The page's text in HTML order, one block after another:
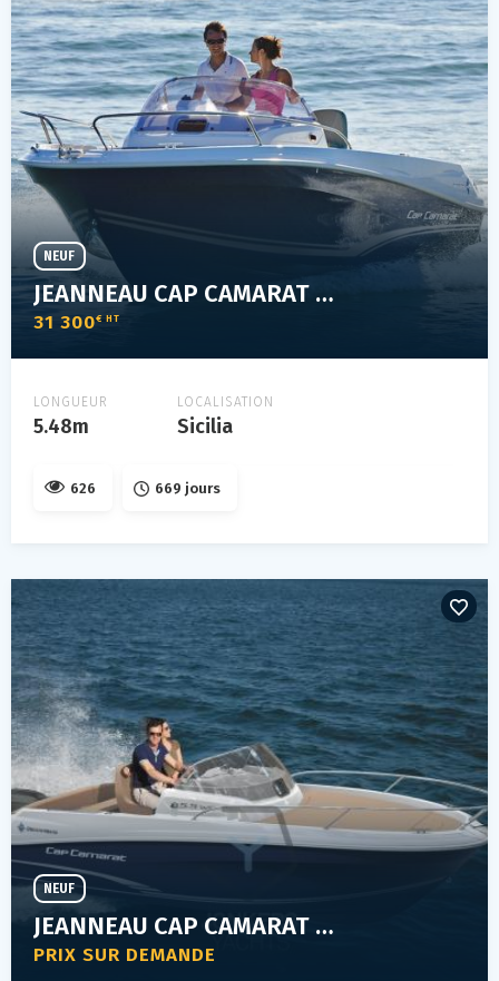
JEANNEAU CAP CAMARAT 5.5 WA SÉRIE 2
31 300€ HT
NEUF
LONGUEUR
5.48m
LOCALISATION
Sicilia
626 669 jours
JEANNEAU CAP CAMARAT 5.5 WA SERIE 2
PRIX SUR DEMANDE
NEUF